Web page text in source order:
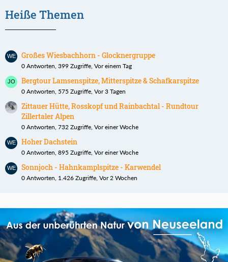
Heiße Themen
Großes Wiesbachhorn - Glocknergruppe
0 Antworten, 399 Zugriffe, Vor einem Tag
Bergtour Lamsenspitze, Mitterspitze & Schafkarspitze
0 Antworten, 575 Zugriffe, Vor 3 Tagen
Zittauer Hütte, Rosskopf und Rainbachtal - Rundtour
Zillertaler Alpen
0 Antworten, 732 Zugriffe, Vor einer Woche
Hoher Dachstein
0 Antworten, 895 Zugriffe, Vor einer Woche
Sonnjoch - Hahnkamplspitze - Karwendel
0 Antworten, 1.426 Zugriffe, Vor 2 Wochen